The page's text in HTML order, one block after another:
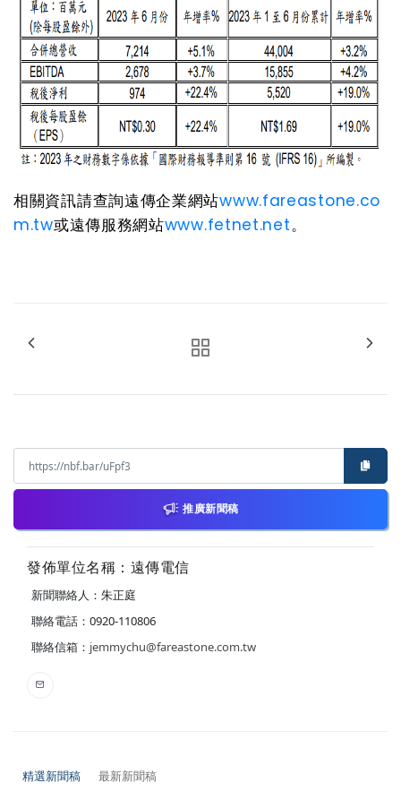
相關資訊請查詢遠傳企業網站www.fareastone.co
m.tw或遠傳服務網站www.fetnet.net。
推廣新聞稿
發佈單位名稱：遠傳電信
新聞聯絡人：朱正庭
聯絡電話：0920-110806
聯絡信箱： jemmychu@fareastone.com.tw
精選新聞稿 最新新聞稿